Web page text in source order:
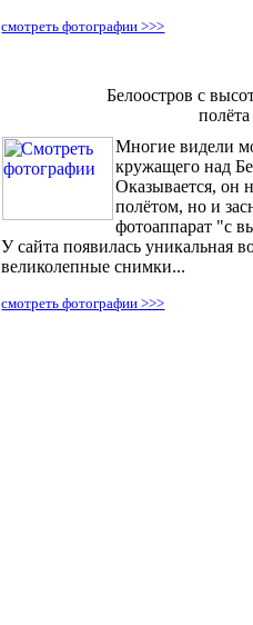
смотреть фотографии >>>
Белоостров с
полёта
Многие видели
кружащего над
Оказывается, он
полётом, но и
фотоаппарат "с
У сайта появилась уникальная
великолепные снимки...
смотреть фотографии >>>